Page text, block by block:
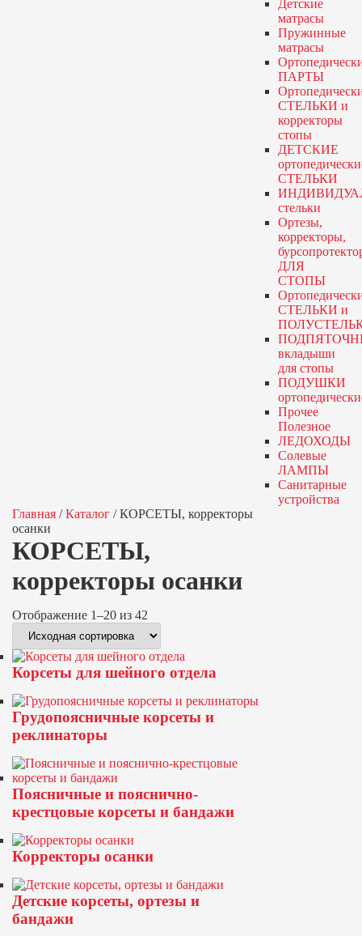
Детские
матрасы
Пружинные
матрасы
ПАРТЫ
СТЕЛЬКИ и
корректоры
стопы
ДЕТСКИЕ
СТЕЛЬКИ
стельки
Ортезы,
корректоры,
ДЛЯ
СТОПЫ
СТЕЛЬКИ и
вкладыши
для стопы
ПОДУШКИ
Прочее
Полезное
ЛЕДОХОДЫ
Солевые
ЛАМПЫ
Санитарные
устройства
Главная /Каталог /КОРСЕТЫ, корректоры
осанки
КОРСЕТЫ,
корректоры осанки
Отображение 1–20 из 42
Корсеты для шейного отдела
Грудопоясничные корсеты и
реклинаторы
Поясничные и пояснично-
крестцовые корсеты и бандажи
Корректоры осанки
Детские корсеты, ортезы и
бандажи